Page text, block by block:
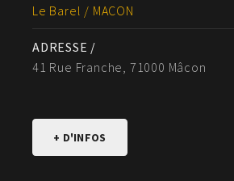
Le Barel / MACON
ADRESSE /
41 Rue Franche, 71000 Mâcon
+ D'INFOS